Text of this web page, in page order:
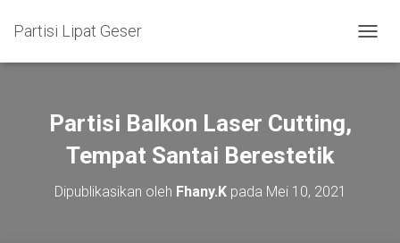
Partisi Lipat Geser
O
Partisi Balkon Laser Cutting,
Tempat Santai Berestetik
Dipublikasikan oleh Fhany.Kpada Mei 10, 2021